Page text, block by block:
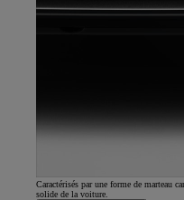
Caractérisés par une forme de marteau
solide de la voiture.